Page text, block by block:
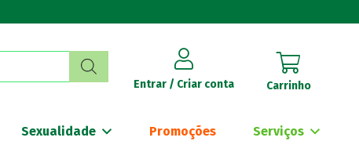
Entrar / Criar conta Carrinho
Sexualidade Promoções Serviços